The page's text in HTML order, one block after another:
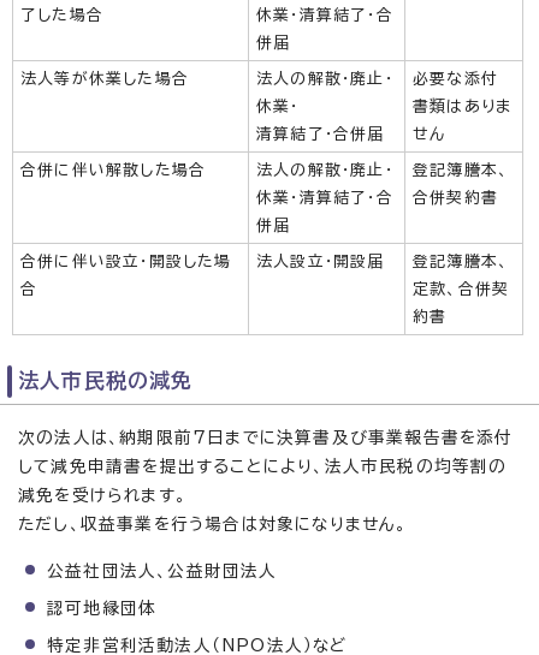
了した場合
休業・清算結了・合
併届
法人等が休業した場合
法人の解散・廃止・
休業・
清算結了・合併届
必要な添付
書類はありま
せん
合併に伴い解散した場合
法人の解散・廃止・
休業・清算結了・合
併届
登記簿謄本、
合併契約書
合併に伴い設立・開設した場
合
法人設立・開設届
登記簿謄本、
定款、合併契
約書
法人市民税の減免
次の法人は、納期限前7日までに決算書及び事業報告書を添付
して減免申請書を提出することにより、法人市民税の均等割の
減免を受けられます。
ただし、収益事業を行う場合は対象になりません。
公益社団法人、公益財団法人
認可地縁団体
特定非営利活動法人（NPO法人）など